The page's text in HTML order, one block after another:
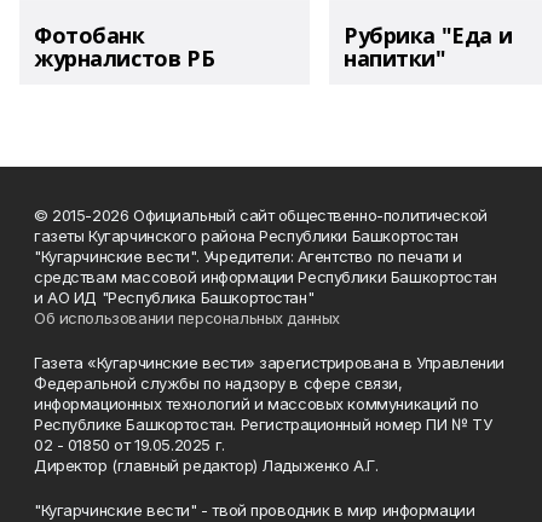
Фотобанк
журналистов РБ
Рубрика "Еда и
напитки"
© 2015-2026 Официальный сайт общественно-политической
газеты Кугарчинского района Республики Башкортостан
"Кугарчинские вести". Учредители: Агентство по печати и
средствам массовой информации Республики Башкортостан
и АО ИД "Республика Башкортостан"
Об использовании персональных данных
Газета «Кугарчинские вести» зарегистрирована в Управлении
Федеральной службы по надзору в сфере связи,
информационных технологий и массовых коммуникаций по
Республике Башкортостан. Регистрационный номер ПИ № ТУ
02 - 01850 от 19.05.2025 г.
Директор (главный редактор) Ладыженко А.Г.
"Кугарчинские вести" - твой проводник в мир информации